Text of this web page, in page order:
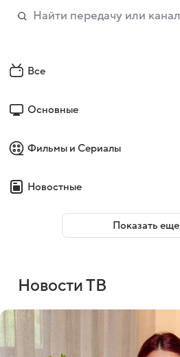
Все
Основные
Фильмы и Сериалы
Новостные
Показать еще
Новости ТВ